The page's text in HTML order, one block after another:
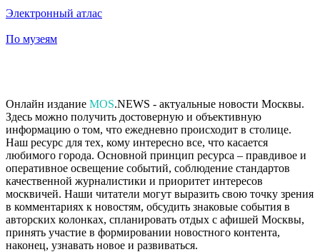
Электронный атлас
По музеям
Онлайн издание MOS.NEWS - актуальные новости Москвы.
Здесь можно получить достоверную и объективную
информацию о том, что ежедневно происходит в столице.
Наш ресурс для тех, кому интересно все, что касается
любимого города. Основной принцип ресурса – правдивое и
оперативное освещение событий, соблюдение стандартов
качественной журналистики и приоритет интересов
москвичей. Наши читатели могут выразить свою точку зрения
в комментариях к новостям, обсудить знаковые события в
авторских колонках, спланировать отдых с афишей Москвы,
принять участие в формировании новостного контента,
наконец, узнавать новое и развиваться.